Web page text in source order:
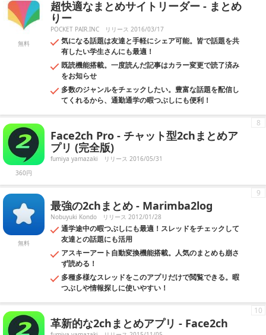
無料
超快適なまとめサイトリーダー - まとめ
りー
POCKET PAIR.INC リリース 2016/03/17
気になる話題は友達と手軽にシェア可能。皆で話題を共
有したい学生さんにも最適！
既読機能搭載。一度読んだ記事はカラー変更で読了済み
をお知らせ
多数のジャンルをチェックしたい。豊富な話題を配信し
てくれるから、通勤通学の暇つぶしにも便利！
360円
Face2ch Pro - チャット型2chまとめア
プリ (完全版)
fumiya yamazaki リリース 2016/05/31
8
無料
最強の2chまとめ - Marimba2log
Nobuyuki Kondo リリース 2012/01/28
通学途中の暇つぶしにも最適！スレッドをチェックして
友達との話題にも活用
アスキーアート自動変換機能搭載。人気のまとめも崩さ
ず読める！
多種多様なスレッドをこのアプリだけで閲覧できる。暇
つぶしや情報探しに使いやすい！
9
革新的な2chまとめアプリ - Face2ch
10